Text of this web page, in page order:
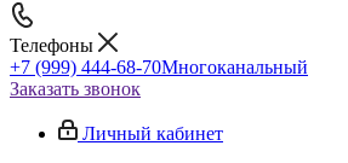
Телефоны
+7 (999) 444-68-70Многоканальный
Заказать звонок
Личный кабинет